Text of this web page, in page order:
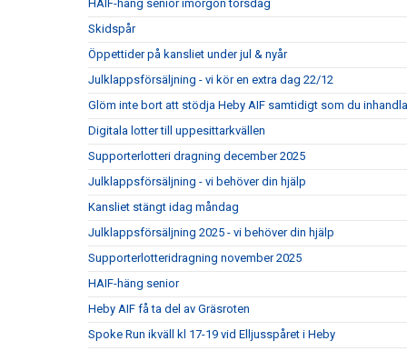
HAIF-häng senior imorgon torsdag
Skidspår
Öppettider på kansliet under jul & nyår
Julklappsförsäljning - vi kör en extra dag 22/12
Glöm inte bort att stödja Heby AIF samtidigt som du
Digitala lotter till uppesittarkvällen
Supporterlotteri dragning december 2025
Julklappsförsäljning - vi behöver din hjälp
Kansliet stängt idag måndag
Julklappsförsäljning 2025 - vi behöver din hjälp
Supporterlotteridragning november 2025
HAIF-häng senior
Heby AIF få ta del av Gräsroten
Spoke Run ikväll kl 17-19 vid Elljusspåret i Heby